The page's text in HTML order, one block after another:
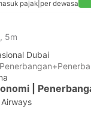
pajak per dewasa
5m
Dubai
|